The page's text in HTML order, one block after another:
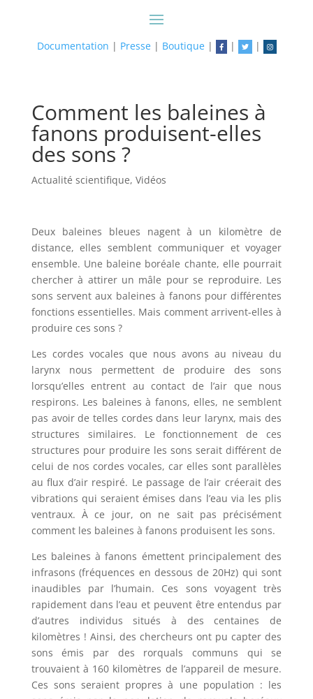
Documentation | Presse| Boutique| | |
Comment les baleines à
fanons produisent-elles
des sons ?
Actualité scientifique, Vidéos
Deux baleines bleues nagent à un kilomètre de
distance, elles semblent communiquer et voyager
ensemble. Une baleine boréale chante, elle pourrait
chercher à attirer un mâle pour se reproduire. Les
sons servent aux baleines à fanons pour différentes
fonctions essentielles. Mais comment arrivent-elles à
produire ces sons ?
Les cordes vocales que nous avons au niveau du
larynx nous permettent de produire des sons
lorsqu’elles entrent au contact de l’air que nous
respirons. Les baleines à fanons, elles, ne semblent
pas avoir de telles cordes dans leur larynx, mais des
structures similaires. Le fonctionnement de ces
structures pour produire les sons serait différent de
celui de nos cordes vocales, car elles sont parallèles
au flux d’air respiré. Le passage de l’air créerait des
vibrations qui seraient émises dans l’eau via les plis
ventraux. À ce jour, on ne sait pas précisément
comment les baleines à fanons produisent les sons.
Les baleines à fanons émettent principalement des
infrasons (fréquences en dessous de 20Hz) qui sont
inaudibles par l’humain. Ces sons voyagent très
rapidement dans l’eau et peuvent être entendus par
d’autres individus situés à des centaines de
kilomètres ! Ainsi, des chercheurs ont pu capter des
sons émis par des rorquals communs qui se
trouvaient à 160 kilomètres de l’appareil de mesure.
Ces sons seraient propres à une population : les